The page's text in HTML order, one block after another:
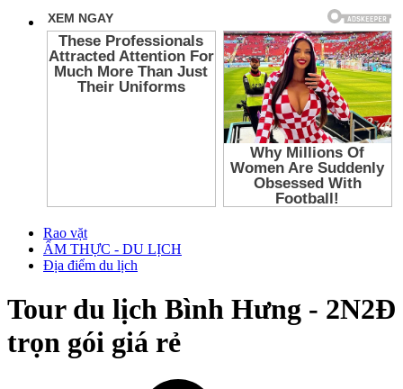
Rao vặt
ẨM THỰC - DU LỊCH
Địa điểm du lịch
Tour du lịch Bình Hưng - 2N2Đ
trọn gói giá rẻ